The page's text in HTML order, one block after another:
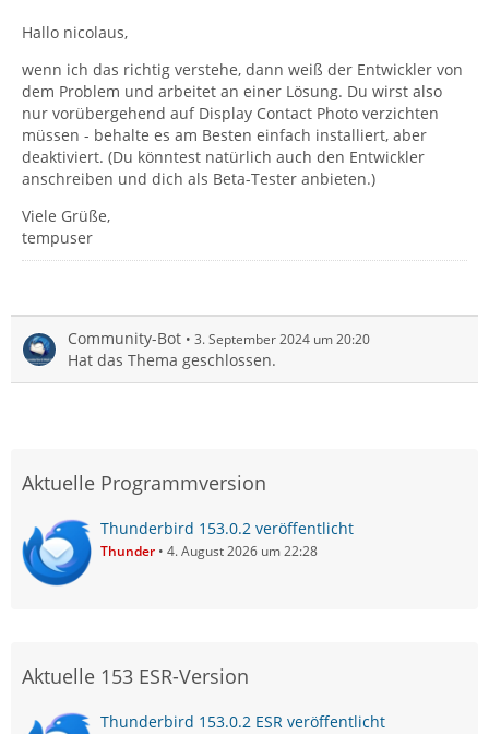
Hallo nicolaus,
wenn ich das richtig verstehe, dann weiß der Entwickler von
dem Problem und arbeitet an einer Lösung. Du wirst also
nur vorübergehend auf Display Contact Photo verzichten
müssen - behalte es am Besten einfach installiert, aber
deaktiviert. (Du könntest natürlich auch den Entwickler
anschreiben und dich als Beta-Tester anbieten.)
Viele Grüße,
tempuser
Community-Bot 3. September 2024 um 20:20
Hat das Thema geschlossen.
Aktuelle Programmversion
Thunderbird 153.0.2 veröffentlicht
Thunder 4. August 2026 um 22:28
Aktuelle 153 ESR-Version
Thunderbird 153.0.2 ESR veröffentlicht